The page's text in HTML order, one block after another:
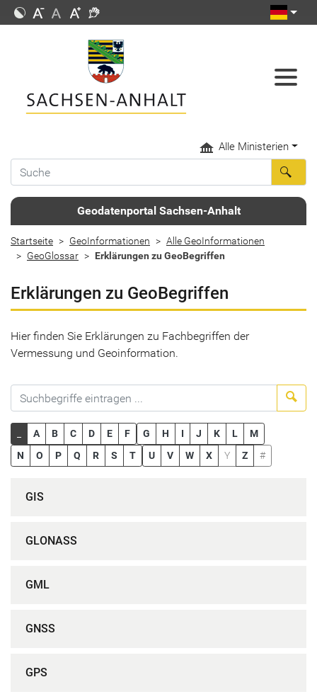
Alle Ministerien
Geodatenportal Sachsen-Anhalt
Startseite GeoInformationen
Alle GeoInformationen
GeoGlossar
Erklärungen zu GeoBegriffen
Erklärungen zu GeoBegriffen
Hier finden Sie Erklärungen zu Fachbegriffen der
Vermessung und Geoinformation.
A B C D E F G H I J K L
M
N
O P Q R S T U V W X Y Z #
GIS
GLONASS
GML
GNSS
GPS